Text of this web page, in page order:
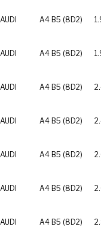
AUDI A4 B5 (8D2)
AUDI A4 B5 (8D2)
AUDI A4 B5 (8D2)
AUDI A4 B5 (8D2)
AUDI A4 B5 (8D2)
AUDI A4 B5 (8D2)
AUDI A4 B5 (8D2)